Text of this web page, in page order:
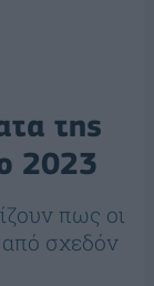
της
2023
πως οι
σχεδόν